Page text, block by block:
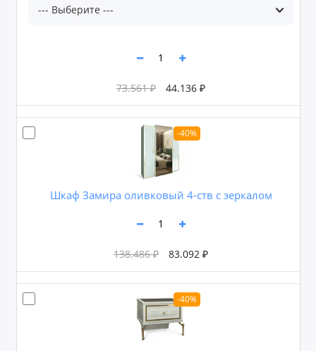
73.561 ₽ 44.136 ₽
-40%
Шкаф Замира оливковый 4-ств с зеркалом
138.486 ₽ 83.092 ₽
-40%